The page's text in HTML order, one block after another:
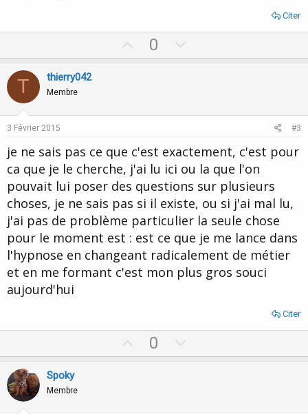
Citer
p
t
0
o
v
t
e
T thierry042
Membre
3 Février 2015 #3
je ne sais pas ce que c'est exactement, c'est pour
ca que je le cherche, j'ai lu ici ou la que l'on
pouvait lui poser des questions sur plusieurs
choses, je ne sais pas si il existe, ou si j'ai mal lu,
j'ai pas de problème particulier la seule chose
pour le moment est : est ce que je me lance dans
l'hypnose en changeant radicalement de métier
et en me formant c'est mon plus gros souci
aujourd'hui
Citer
p
0
o
Spoky
Membre